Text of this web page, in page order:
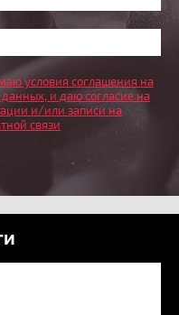
условия соглашения на
данных, и даю согласие на
и/или записи на
связи